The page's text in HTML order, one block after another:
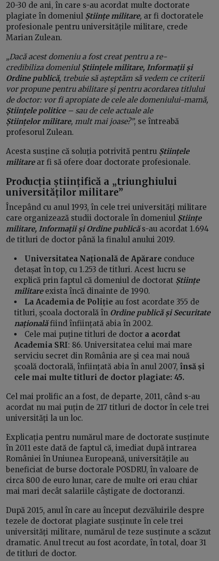
20-30 de ani, în care s-au acordat multe doctorate
plagiate în domeniul Științe militare, ar fi doctoratele
profesionale pentru universitățile militare, crede
Marian Zulean.
„Dacă acest domeniu a fost creat pentru a re-
credibiliza domeniul Științele militare, Informații și
Ordine publică, trebuie să așteptăm să vedem ce criterii
vor propune pentru abilitare și pentru acordarea titlului
de doctor: vor fi apropiate de cele ale domeniului-mamă,
Științele politice– sau de cele actuale ale
Științelor militare, mult mai joase?”, se întreabă
profesorul Zulean.
Acesta susține că soluția potrivită pentru Științele
militarear fi să ofere doar doctorate profesionale.
Producția științifică a „triunghiului
universităților militare”
Începând cu anul 1993, în cele trei universități militare
care organizează studii doctorale în domeniul Științe
militare, Informații și Ordine publicăs-au acordat 1.694
de titluri de doctor până la finalul anului 2019.
Universitatea Națională de Apărare conduce
detașat în top, cu 1.253 de titluri. Acest lucru se
explică prin faptul că domeniul de doctorat Științe
militareexista încă dinainte de 1990.
La Academia de Poliție au fost acordate 355 de
titluri, școala doctorală în Ordine publică și Securitate
națională fiind înființată abia în 2002.
Cele mai puține titluri de doctor a acordat
Academia SRI: 86. Universitatea celui mai mare
serviciu secret din România are și cea mai nouă
școală doctorală, înființată abia în anul 2007,însă și
cele mai multe titluri de doctor plagiate: 45.
Cel mai prolific an a fost, de departe, 2011, când s-au
acordat nu mai puțin de 217 titluri de doctor în cele trei
universități la un loc.
Explicația pentru numărul mare de doctorate susținute
în 2011 este dată de faptul că, imediat după intrarea
României în Uniunea Europeană, universitățile au
beneficiat de burse doctorale POSDRU, în valoare de
circa 800 de euro lunar, care de multe ori erau chiar
mai mari decât salariile câștigate de doctoranzi.
După 2015, anul în care au început dezvăluirile despre
tezele de doctorat plagiate susținute în cele trei
universități militare, numărul de teze susținute a scăzut
dramatic. Anul trecut au fost acordate, în total, doar 31
de titluri de doctor.